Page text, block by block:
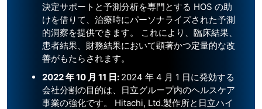
決定サポートと予測分析を専門とする HOS の助
けを借りて、治療時にパーソナライズされた予測
的洞察を提供できます。 これにより、臨床結果、
患者結果、財務結果において顕著かつ定量的な改
善がもたらされます。
2022 年 10 月 11 日: 2024 年 4 月 1 日に発効する
会社分割の目的は、日立グループ内のヘルスケア
事業の強化です。 Hitachi, Ltd.製作所と日立ハイ